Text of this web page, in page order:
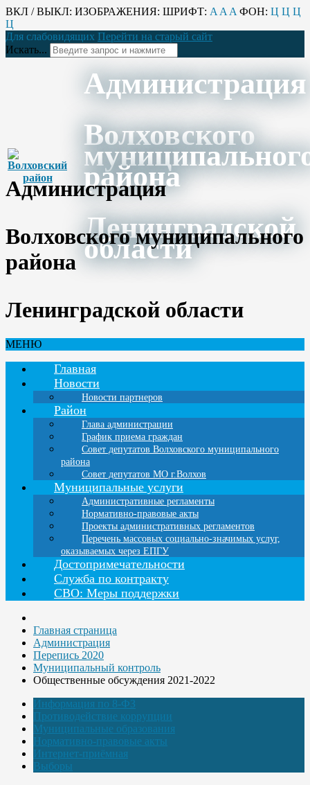
ВКЛ / ВЫКЛ: ИЗОБРАЖЕНИЯ: ШРИФТ: A A A ФОН: Ц Ц Ц
Ц
Для слабовидящих Перейти на старый сайт
Искать...
Администрация
Волховского
района
Ленинградской
области
Администрация
Волховского муниципального
района
Ленинградской области
МЕНЮ
Главная
Новости
Новости партнеров
Район
Глава администрации
График приема граждан
Совет депутатов Волховского муниципального
района
Совет депутатов МО г.Волхов
Муниципальные услуги
Административные регламенты
Нормативно-правовые акты
Проекты административных регламентов
Перечень массовых социально-значимых услуг,
оказываемых через ЕПГУ
Достопримечательности
Служба по контракту
СВО: Меры поддержки
Главная страница
Администрация
Перепись 2020
Муниципальный контроль
Общественные обсуждения 2021-2022
Информация по 8-ФЗ
Противодействие коррупции
Муниципальные образования
Нормативно-правовые акты
Интернет-приёмная
Выборы